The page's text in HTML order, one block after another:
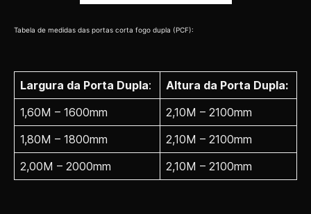
Tabela de medidas das portas corta fogo dupla (PCF):
Largura da Porta Dupla:
Altura da Porta Dupla:
1,60M – 1600mm
2,10M – 2100mm
1,80M – 1800mm
2,10M – 2100mm
2,00M – 2000mm
2,10M – 2100mm